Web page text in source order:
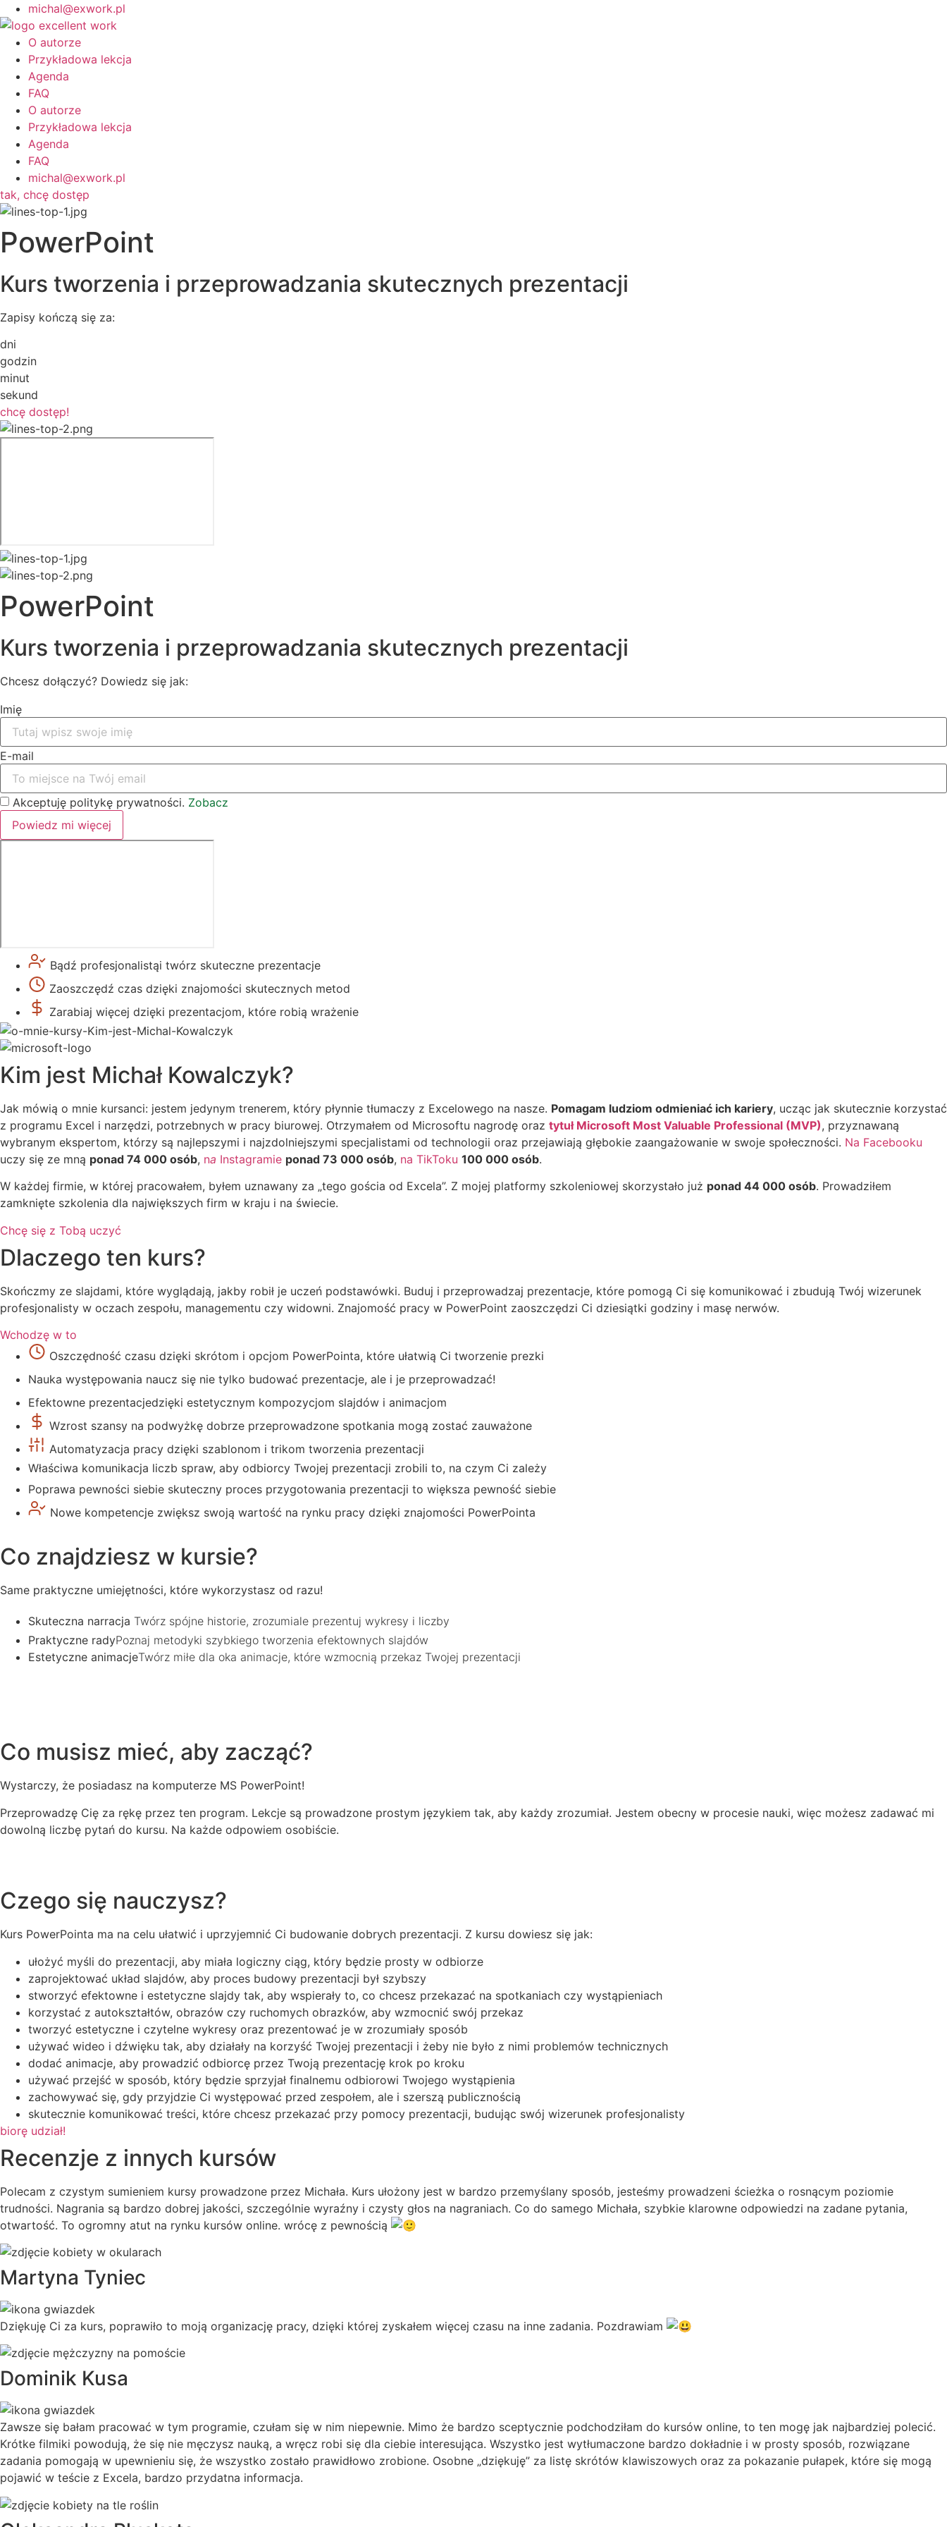
michal@exwork.pl
O autorze
Przykładowa lekcja
Agenda
FAQ
O autorze
Przykładowa lekcja
Agenda
FAQ
michal@exwork.pl
tak, chcę dostęp
PowerPoint
Kurs tworzenia i przeprowadzania skutecznych prezentacji
Zapisy kończą się za:
dni
godzin
minut
sekund
chcę dostęp!
PowerPoint
Kurs tworzenia i przeprowadzania skutecznych prezentacji
Chcesz dołączyć? Dowiedz się jak:
Imię
E-mail
Akceptuję politykę prywatności. Zobacz
Powiedz mi więcej
Bądź profesjonalistąi twórz skuteczne prezentacje
Zaoszczędź czas dzięki znajomości skutecznych metod
Zarabiaj więcej dzięki prezentacjom, które robią wrażenie
Kim jest Michał Kowalczyk?
Jak mówią o mnie kursanci: jestem jedynym trenerem, który płynnie tłumaczy z Excelowego na nasze. Pomagam ludziom odmieniać ich kariery, ucząc jak skutecznie korzystać
z programu Excel i narzędzi, potrzebnych w pracy biurowej. Otrzymałem od Microsoftu nagrodę oraz tytuł Microsoft Most Valuable Professional (MVP), przyznawaną
wybranym ekspertom, którzy są najlepszymi i najzdolniejszymi specjalistami od technologii oraz przejawiają głębokie zaangażowanie w swoje społeczności. Na Facebooku
uczy się ze mną ponad 74 000 osób, na Instagramie ponad 73 000 osób, na TikToku 100 000 osób.
W każdej firmie, w której pracowałem, byłem uznawany za „tego gościa od Excela”. Z mojej platformy szkoleniowej skorzystało już ponad 44 000 osób. Prowadziłem
zamknięte szkolenia dla największych firm w kraju i na świecie.
Chcę się z Tobą uczyć
Dlaczego ten kurs?
Skończmy ze slajdami, które wyglądają, jakby robił je uczeń podstawówki. Buduj i przeprowadzaj prezentacje, które pomogą Ci się komunikować i zbudują Twój wizerunek
profesjonalisty w oczach zespołu, managementu czy widowni. Znajomość pracy w PowerPoint zaoszczędzi Ci dziesiątki godziny i masę nerwów.
Wchodzę w to
Oszczędność czasu dzięki skrótom i opcjom PowerPointa, które ułatwią Ci tworzenie prezki
Nauka występowania naucz się nie tylko budować prezentacje, ale i je przeprowadzać!
Efektowne prezentacjedzięki estetycznym kompozycjom slajdów i animacjom
Wzrost szansy na podwyżkę dobrze przeprowadzone spotkania mogą zostać zauważone
Automatyzacja pracy dzięki szablonom i trikom tworzenia prezentacji
Właściwa komunikacja liczb spraw, aby odbiorcy Twojej prezentacji zrobili to, na czym Ci zależy
Poprawa pewności siebie skuteczny proces przygotowania prezentacji to większa pewność siebie
Nowe kompetencje zwiększ swoją wartość na rynku pracy dzięki znajomości PowerPointa
Co znajdziesz w kursie?
Same praktyczne umiejętności, które wykorzystasz od razu!
Skuteczna narracja Twórz spójne historie, zrozumiale prezentuj wykresy i liczby
Praktyczne radyPoznaj metodyki szybkiego tworzenia efektownych slajdów
Estetyczne animacjeTwórz miłe dla oka animacje, które wzmocnią przekaz Twojej prezentacji
Co musisz mieć, aby zacząć?
Wystarczy, że posiadasz na komputerze MS PowerPoint!
Przeprowadzę Cię za rękę przez ten program. Lekcje są prowadzone prostym językiem tak, aby każdy zrozumiał. Jestem obecny w procesie nauki, więc możesz zadawać mi
dowolną liczbę pytań do kursu. Na każde odpowiem osobiście.
Czego się nauczysz?
Kurs PowerPointa ma na celu ułatwić i uprzyjemnić Ci budowanie dobrych prezentacji. Z kursu dowiesz się jak:
ułożyć myśli do prezentacji, aby miała logiczny ciąg, który będzie prosty w odbiorze
zaprojektować układ slajdów, aby proces budowy prezentacji był szybszy
stworzyć efektowne i estetyczne slajdy tak, aby wspierały to, co chcesz przekazać na spotkaniach czy wystąpieniach
korzystać z autokształtów, obrazów czy ruchomych obrazków, aby wzmocnić swój przekaz
tworzyć estetyczne i czytelne wykresy oraz prezentować je w zrozumiały sposób
używać wideo i dźwięku tak, aby działały na korzyść Twojej prezentacji i żeby nie było z nimi problemów technicznych
dodać animacje, aby prowadzić odbiorcę przez Twoją prezentację krok po kroku
używać przejść w sposób, który będzie sprzyjał finalnemu odbiorowi Twojego wystąpienia
zachowywać się, gdy przyjdzie Ci występować przed zespołem, ale i szerszą publicznością
skutecznie komunikować treści, które chcesz przekazać przy pomocy prezentacji, budując swój wizerunek profesjonalisty
biorę udział!
Recenzje z innych kursów
Polecam z czystym sumieniem kursy prowadzone przez Michała. Kurs ułożony jest w bardzo przemyślany sposób, jesteśmy prowadzeni ścieżka o rosnącym poziomie
trudności. Nagrania są bardzo dobrej jakości, szczególnie wyraźny i czysty głos na nagraniach. Co do samego Michała, szybkie klarowne odpowiedzi na zadane pytania,
otwartość. To ogromny atut na rynku kursów online. wrócę z pewnością
Martyna Tyniec
Dziękuję Ci za kurs, poprawiło to moją organizację pracy, dzięki której zyskałem więcej czasu na inne zadania. Pozdrawiam
Dominik Kusa
Zawsze się bałam pracować w tym programie, czułam się w nim niepewnie. Mimo że bardzo sceptycznie podchodziłam do kursów online, to ten mogę jak najbardziej polecić.
Krótke filmiki powodują, że się nie męczysz nauką, a wręcz robi się dla ciebie interesująca. Wszystko jest wytłumaczone bardzo dokładnie i w prosty sposób, rozwiązane
zadania pomogają w upewnieniu się, że wszystko zostało prawidłowo zrobione. Osobne „dziękuję” za listę skrótów klawiszowych oraz za pokazanie pułapek, które się mogą
pojawić w teście z Excela, bardzo przydatna informacja.